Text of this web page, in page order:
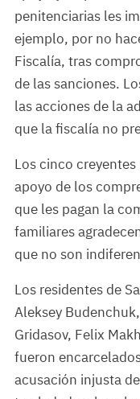
penitenciarias les
ejemplo, por no
Fiscalía, tras
de las sanciones.
las acciones de la
que la fiscalía no
Los cinco
apoyo de los
que les pagan la
familiares
que no son
Los residentes de
Aleksey
Gridasov, Felix
fueron
acusación injusta